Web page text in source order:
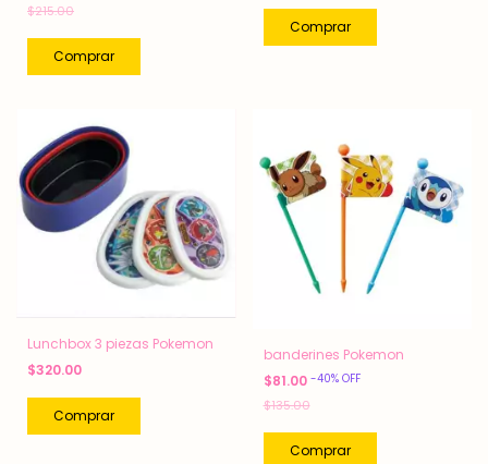
$215.00
Lunchbox 3 piezas Pokemon
$320.00
banderines Pokemon
$81.00 -40% OFF
$135.00